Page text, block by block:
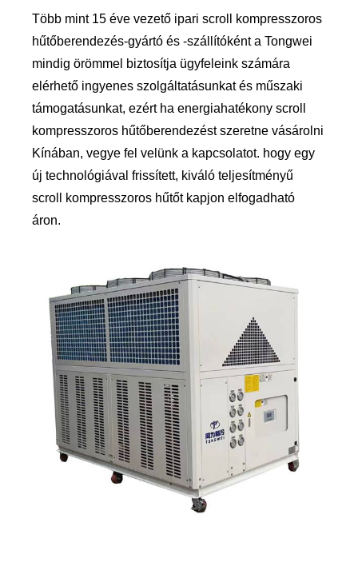
Több mint 15 éve vezető ipari scroll kompresszoros
hűtőberendezés-gyártó és -szállítóként a Tongwei
mindig örömmel biztosítja ügyfeleink számára
elérhető ingyenes szolgáltatásunkat és műszaki
támogatásunkat, ezért ha energiahatékony scroll
kompresszoros hűtőberendezést szeretne vásárolni
Kínában, vegye fel velünk a kapcsolatot. hogy egy
új technológiával frissített, kiváló teljesítményű
scroll kompresszoros hűtőt kapjon elfogadható
áron.